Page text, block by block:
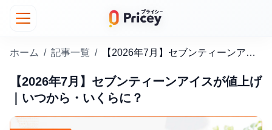
ホーム / 記事一覧 / 【2026年7月】セブンティーンアイスが値上げ｜いつから・いくらに？
【2026年7月】セブンティーンアイスが値上げ
｜いつから・いくらに？